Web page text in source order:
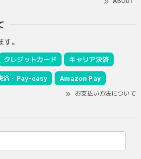
。
クレジットカード キャリア決済
済・Pay-easy Amazon Pay
お支払い方法について